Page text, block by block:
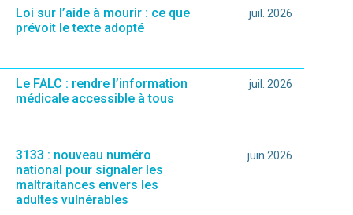
Loi sur l’aide à mourir : ce que
prévoit le texte adopté
juil. 2026
Le FALC : rendre l’information
médicale accessible à tous
juil. 2026
3133 : nouveau numéro
national pour signaler les
maltraitances envers les
adultes vulnérables
juin 2026